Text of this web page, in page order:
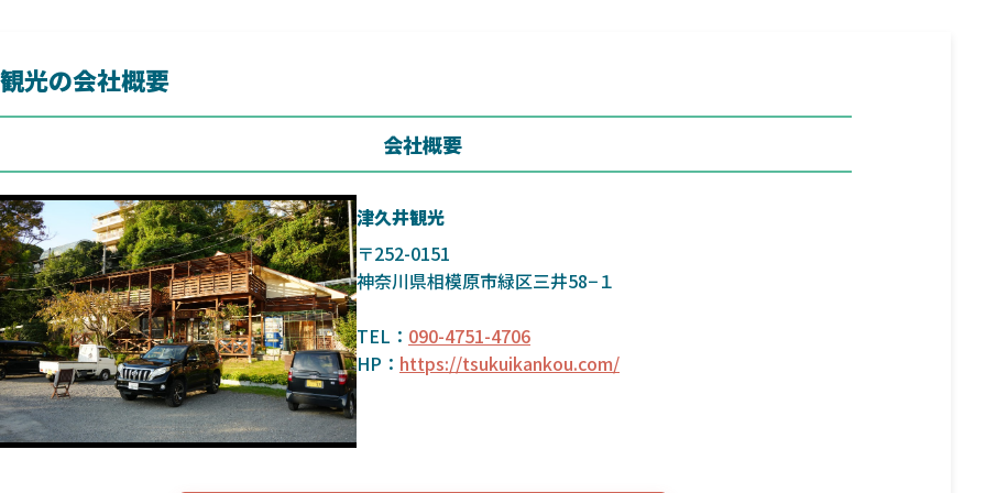
光の会社概要
会社概要
津久井観光
〒252-0151
神奈川県相模原市緑区三井58−１
TEL： 090-4751-4706
HP： https://tsukuikankou.com/